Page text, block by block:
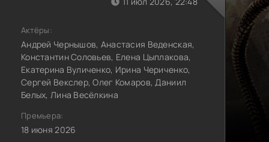
Актёры:
Андрей Чернышов, Анастасия Веденская,
Константин Соловьев, Елена Цыплакова,
Екатерина Вуличенко, Ирина Чериченко,
Сергей Векслер, Олег Комаров, Даниил
Белых, Лина Весёлкина
Премьера:
18 июня 2026